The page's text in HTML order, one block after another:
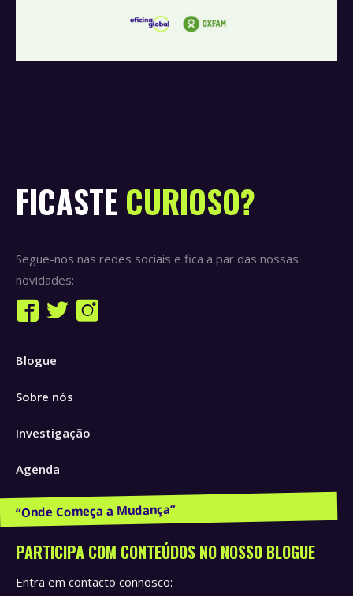
FICASTE CURIOSO?
Segue-nos nas redes sociais e fica a par das nossas
novidades:
Find us on:
Facebook
opens
new
Twitter
new
Instagram
Blogue
Sobre nós
Investigação
Agenda
Publicações e Recursos
PARTICIPA COM CONTEÚDOS NO NOSSO BLOGUE
Entra em contacto connosco: